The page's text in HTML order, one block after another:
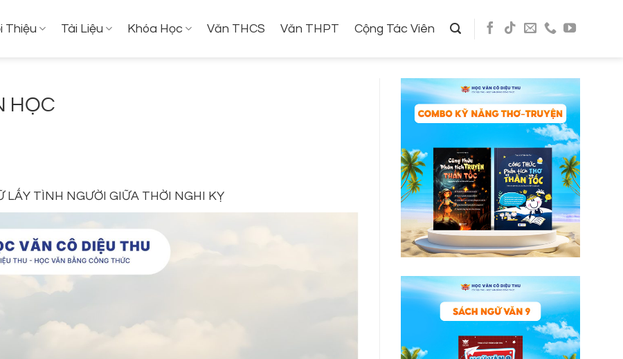
Thiệu Tài Liệu Khóa Học Văn THCS Văn THPT Cộng Tác Viên
HỌC
LẤY TÌNH NGƯỜI GIỮA THỜI NGHI KỴ